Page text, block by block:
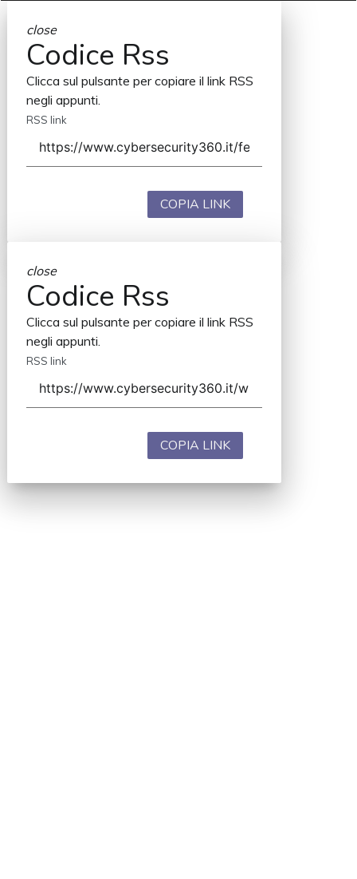
close
Codice Rss
Clicca sul pulsante per copiare il link RSS
negli appunti.
RSS link
COPIA LINK
close
Codice Rss
Clicca sul pulsante per copiare il link RSS
negli appunti.
RSS link
COPIA LINK